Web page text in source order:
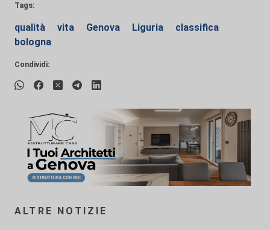
Tags:
qualità vita Genova Liguria
classifica
bologna
Condividi:
ALTRE NOTIZIE